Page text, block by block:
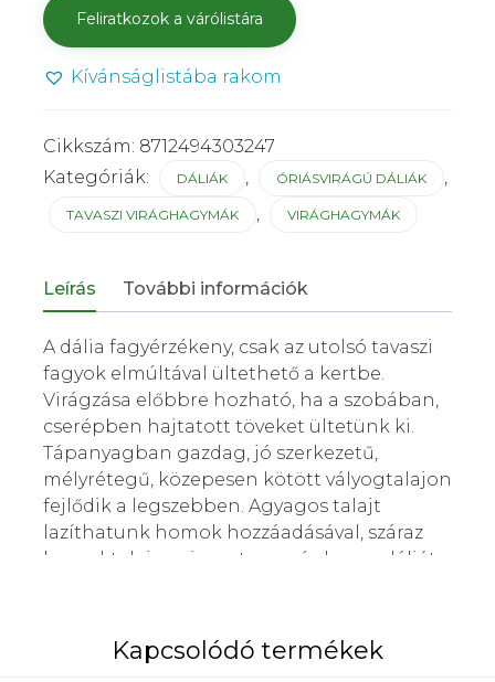
Kívánságlistába rakom
Cikkszám: 8712494303247
Kategóriák:
DÁLIÁK , ÓRIÁSVIRÁGÚ DÁLIÁK ,
TAVASZI VIRÁGHAGYMÁK , VIRÁGHAGYMÁK
Leírás További információk
A dália fagyérzékeny, csak az utolsó tavaszi
fagyok elmúltával ültethető a kertbe.
Virágzása előbbre hozható, ha a szobában,
cserépben hajtatott töveket ültetünk ki.
Tápanyagban gazdag, jó szerkezetű,
mélyrétegű, közepesen kötött vályogtalajon
fejlődik a legszebben. Agyagos talajt
lazíthatunk homok hozzáadásával, száraz
homoktalajon viszont nem érdemes dáliát
fagyokig virágoznak. Az oldalhajtások,
mellékbimbók kicsípésével kevesebb, de
Kapcsolódó termékek